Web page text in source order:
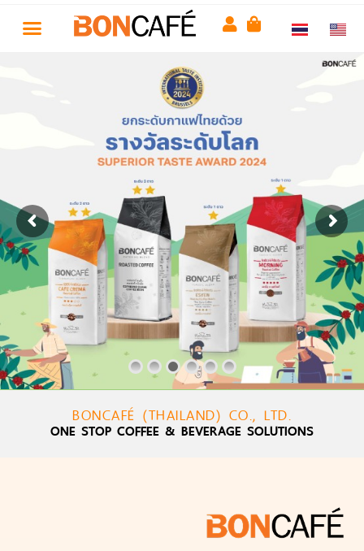
BONCAFÉ (THAILAND) CO., LTD.
ONE STOP COFFEE & BEVERAGE SOLUTIONS